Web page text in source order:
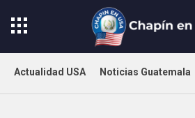
Actualidad USA Noticias Guatemala